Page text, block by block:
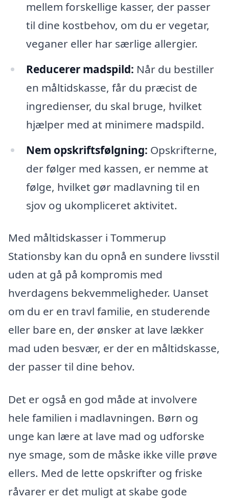
mellem forskellige kasser, der passer
til dine kostbehov, om du er vegetar,
veganer eller har særlige allergier.
Reducerer madspild: Når du bestiller
en måltidskasse, får du præcist de
ingredienser, du skal bruge, hvilket
hjælper med at minimere madspild.
Nem opskriftsfølgning: Opskrifterne,
der følger med kassen, er nemme at
følge, hvilket gør madlavning til en
sjov og ukompliceret aktivitet.
Med måltidskasser i Tommerup
Stationsby kan du opnå en sundere livsstil
uden at gå på kompromis med
hverdagens bekvemmeligheder. Uanset
om du er en travl familie, en studerende
eller bare en, der ønsker at lave lækker
mad uden besvær, er der en måltidskasse,
der passer til dine behov.
Det er også en god måde at involvere
hele familien i madlavningen. Børn og
unge kan lære at lave mad og udforske
nye smage, som de måske ikke ville prøve
ellers. Med de lette opskrifter og friske
råvarer er det muligt at skabe gode